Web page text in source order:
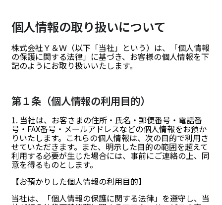
個人情報の取り扱いについて
株式会社Ｙ＆Ｗ（以下「当社」という）は、「個人情報
の保護に関する法律」に基づき、お客様の個人情報を下
記のようにお取り扱いいたします。
第１条（個人情報の利用目的）
1. 当社は、お客さまの住所・氏名・郵便番号・電話番
号・FAX番号・メールアドレスなどの個人情報をお預か
りいたします。これらの個人情報は、次の目的で利用さ
せていただきます。また、明示した目的の範囲を超えて
利用する必要が生じた場合には、事前にご連絡の上、同
意を得るものとします。
【お預かりした個人情報の利用目的】
当社は、「個人情報の保護に関する法律」を遵守し、当